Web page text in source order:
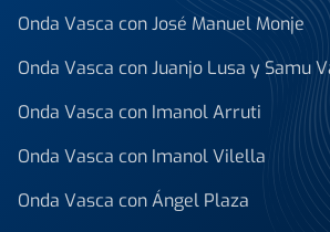
Onda Vasca con José Manuel Monje
Onda Vasca con Juanjo Lusa y Samu
Onda Vasca con Imanol Arruti
Onda Vasca con Imanol Vilella
Onda Vasca con Ángel Plaza